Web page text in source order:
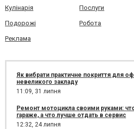
Кулінарія Послуги
Подорожі Робота
Реклама
Як вибрати практичне покриття для
невеликого закладу
11:09, 31 липня
Ремонт мотоцикла своими руками:
гараже, а что лучше отдать в сервис
12:32, 24 липня